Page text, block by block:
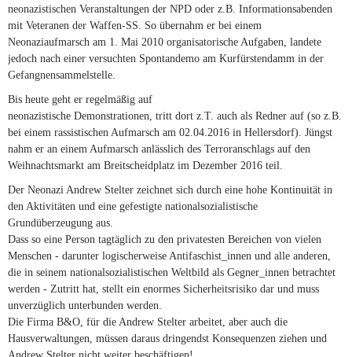
neonazistischen Veranstaltungen der NPD oder z.B. Informationsabenden
mit Veteranen der Waffen-SS. So übernahm er bei einem
Neonaziaufmarsch am 1. Mai 2010 organisatorische Aufgaben, landete
jedoch nach einer versuchten Spontandemo am Kurfürstendamm in der
Gefangnensammelstelle.
Bis heute geht er regelmäßig auf
neonazistische Demonstrationen, tritt dort z.T. auch als Redner auf (so z.B.
bei einem rassistischen Aufmarsch am 02.04.2016 in Hellersdorf). Jüngst
nahm er an einem Aufmarsch anlässlich des Terroranschlags auf den
Weihnachtsmarkt am Breitscheidplatz im Dezember 2016 teil.
Der Neonazi Andrew Stelter zeichnet sich durch eine hohe Kontinuität in
den Aktivitäten und eine gefestigte nationalsozialistische
Grundüberzeugung aus.
Dass so eine Person tagtäglich zu den privatesten Bereichen von vielen
Menschen - darunter logischerweise Antifaschist_innen und alle anderen,
die in seinem nationalsozialistischen Weltbild als Gegner_innen betrachtet
werden - Zutritt hat, stellt ein enormes Sicherheitsrisiko dar und muss
unverzüglich unterbunden werden.
Die Firma B&O, für die Andrew Stelter arbeitet, aber auch die
Hausverwaltungen, müssen daraus dringendst Konsequenzen ziehen und